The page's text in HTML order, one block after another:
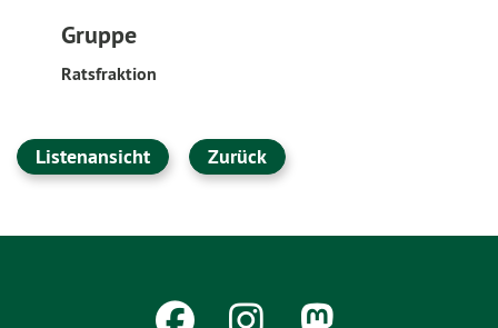
Gruppe
Ratsfraktion
Listenansicht Zurück